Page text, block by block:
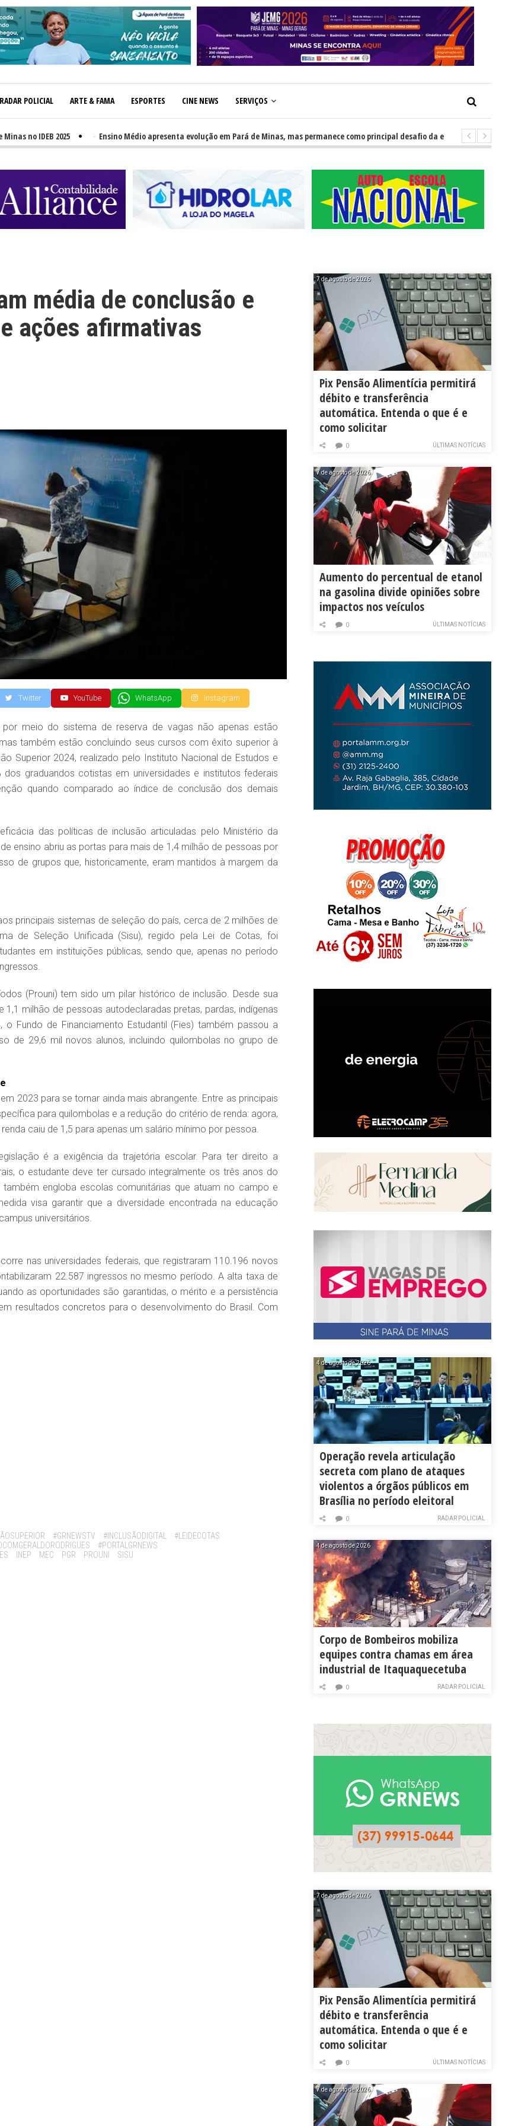
RADAR POLICIAL ARTE & FAMA ESPORTES CINE NEWS SERVIÇOS
IDEB 2025 Ensino Médio apresenta evolução em Pará de Minas, mas permanece como principal desafio da educação Escolas
média de conclusão e
ações afirmativas
Twitter YouTube WhatsApp Instagram
por meio do sistema de reserva de vagas não apenas estão
também estão concluindo seus cursos com êxito superior à
Superior 2024, realizado pelo Instituto Nacional de Estudos e
dos graduandos cotistas em universidades e institutos federais
quando comparado ao índice de conclusão dos demais
das políticas de inclusão articuladas pelo Ministério da
ensino abriu as portas para mais de 1,4 milhão de pessoas por
de grupos que, historicamente, eram mantidos à margem da
principais sistemas de seleção do país, cerca de 2 milhões de
de Seleção Unificada (Sisu), regido pela Lei de Cotas, foi
em instituições públicas, sendo que, apenas no período
(Prouni) tem sido um pilar histórico de inclusão. Desde sua
milhão de pessoas autodeclaradas pretas, pardas, indígenas
Fundo de Financiamento Estudantil (Fies) também passou a
de 29,6 mil novos alunos, incluindo quilombolas no grupo de
2023 para se tornar ainda mais abrangente. Entre as principais
para quilombolas e a redução do critério de renda: agora,
caiu de 1,5 para apenas um salário mínimo por pessoa.
é a exigência da trajetória escolar. Para ter direito a
o estudante deve ter cursado integralmente os três anos do
engloba escolas comunitárias que atuam no campo e
visa garantir que a diversidade encontrada na educação
universitários.
nas universidades federais, que registraram 110.196 novos
22.587 ingressos no mesmo período. A alta taxa de
as oportunidades são garantidas, o mérito e a persistência
resultados concretos para o desenvolvimento do Brasil. Com
#GRNEWSTV #INCLUSÃODIGITAL
#LEIDECOTAS
#PORTALGRNEWS
INEP MEC PGR PROUNI SISU
7 de agosto de 2026
Pix Pensão Alimentícia permitirá
débito e transferência
automática. Entenda o que é e
como solicitar
ÚLTIMAS NOTÍCIAS
0
7 de agosto de 2026
Aumento do percentual de etanol
na gasolina divide opiniões sobre
impactos nos veículos
ÚLTIMAS NOTÍCIAS
0
4 de agosto de 2026
Operação revela articulação
secreta com plano de ataques
violentos a órgãos públicos em
Brasília no período eleitoral
RADAR POLICIAL
0
4 de agosto de 2026
Corpo de Bombeiros mobiliza
equipes contra chamas em área
industrial de Itaquaquecetuba
RADAR POLICIAL
0
7 de agosto de 2026
Pix Pensão Alimentícia permitirá
débito e transferência
automática. Entenda o que é e
como solicitar
ÚLTIMAS NOTÍCIAS
0
7 de agosto de 2026